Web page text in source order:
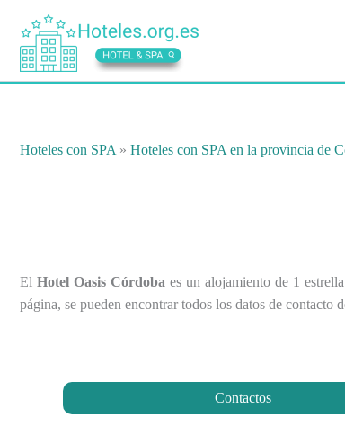
contenido
Hoteles con SPA » Hoteles con SPA en la provincia de
ElHotel Oasis Córdoba es un alojamiento de 1
página, se pueden encontrar todos los datos de contacto
Contactos